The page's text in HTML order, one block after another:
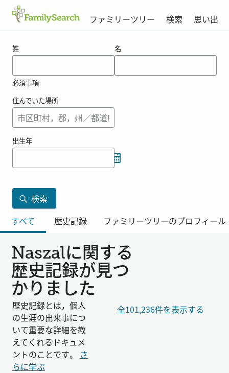
ファミリーツリー 検索
思い出
姓
必須事項
名
住んでいた場所
出生年
検索
すべて
歴史記録 ファミリーツリーのプロフィール
Naszalに関する
歴史記録が見つ
かりました
歴史記録とは，個人
の生涯の出来事につ
いて重要な詳細を教
えてくれるドキュメ
ントのことです。 さ
らに学ぶ
全101,236件を表示する